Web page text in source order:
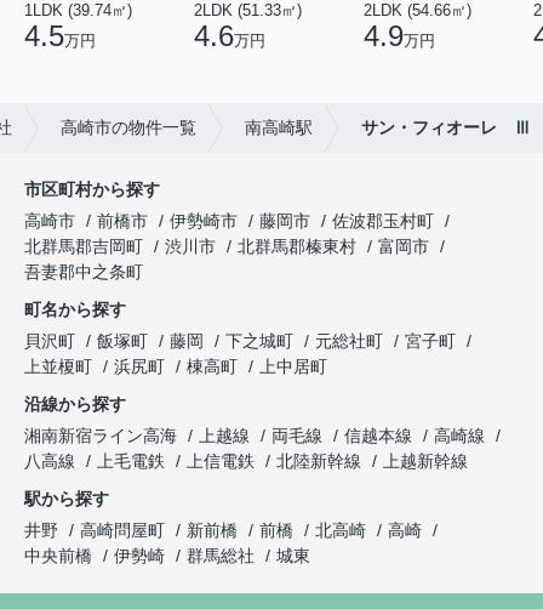
1LDK (39.74㎡)
4.5万円
2LDK (51.33㎡)
4.6万円
2LDK (54.66㎡)
4.9万円
高崎市の物件一覧 南高崎駅 サン・フィオーレ Ⅲ
市区町村から探す
高崎市
前橋市 伊勢崎市 藤岡市
佐波郡玉村町
北群馬郡吉岡町
渋川市 北群馬郡榛東村
富岡市
吾妻郡中之条町
町名から探す
貝沢町
飯塚町 藤岡 下之城町 元総社町
宮子町
上並榎町
浜尻町 棟高町
上中居町
沿線から探す
湘南新宿ライン高海
上越線 両毛線 信越本線
高崎線
八高線
上毛電鉄 上信電鉄 北陸新幹線
上越新幹線
駅から探す
井野
高崎問屋町 新前橋 前橋 北高崎
高崎
中央前橋
伊勢崎 群馬総社 城東